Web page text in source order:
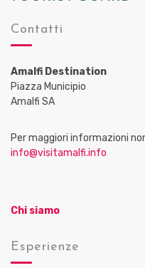
Contatti
Amalfi Destination
Piazza Municipio
Amalfi SA
Per maggiori informazioni
info@visitamalfi.info
Chi siamo
Esperienze